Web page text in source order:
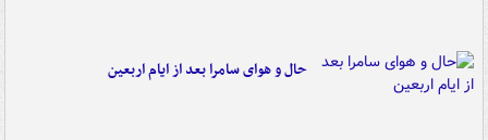
حال و هوای سامرا بعد از ایام اربعین